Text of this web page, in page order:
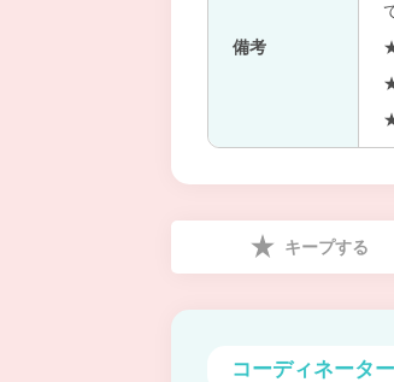
備考
キープする
コーディネータ